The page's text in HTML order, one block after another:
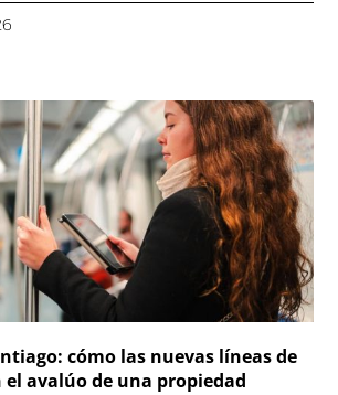
cómo las nuevas líneas de
avalúo de una propiedad